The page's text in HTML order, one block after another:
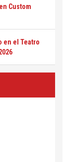
Custom
en el Teatro